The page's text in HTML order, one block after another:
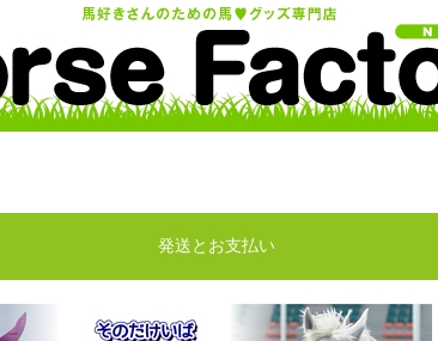
発送とお支払い